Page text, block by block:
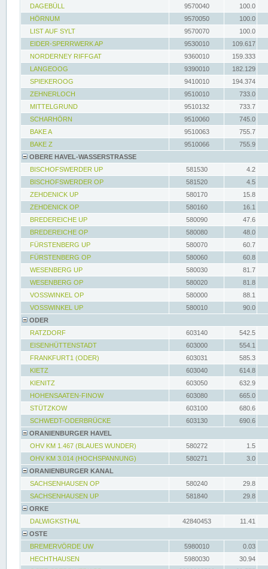
DAGEBÜLL 9570040
100.0
HÖRNUM
9570050
100.0
LIST AUF SYLT
9570070
100.0
EIDER-SPERRWERK AP
9530010
109.617
NORDERNEY RIFFGAT
9360010
159.333
LANGEOOG
9390010
182.129
SPIEKEROOG
9410010
194.374
ZEHNERLOCH
9510010
733.0
MITTELGRUND
9510132
733.7
SCHARHÖRN
9510060
745.0
BAKE A
9510063
755.7
BAKE Z
9510066
755.9
OBERE HAVEL-WASSERSTRASSE
BISCHOFSWERDER UP
581530
4.2
BISCHOFSWERDER OP
581520
4.5
ZEHDENICK UP
580170
15.8
ZEHDENICK OP
580160
16.1
BREDEREICHE UP
580090
47.6
BREDEREICHE OP
580080
48.0
FÜRSTENBERG UP
580070
60.7
FÜRSTENBERG OP
580060
60.8
WESENBERG UP
580030
81.7
WESENBERG OP
580020
81.8
VOSSWINKEL OP
580000
88.1
VOSSWINKEL UP
580010
90.0
ODER
RATZDORF
603140
542.5
EISENHÜTTENSTADT
603000
554.1
FRANKFURT1 (ODER)
603031
585.3
KIETZ
603040
614.8
KIENITZ
603050
632.9
HOHENSAATEN-FINOW
603080
665.0
STÜTZKOW
603100
680.6
SCHWEDT-ODERBRÜCKE
603130
690.6
ORANIENBURGER HAVEL
OHV KM 1.467 (BLAUES WUNDER)
580272
1.5
OHV KM 3.014 (HOCHSPANNUNG)
580271
3.0
ORANIENBURGER KANAL
SACHSENHAUSEN OP
580240
29.8
SACHSENHAUSEN UP
581840
29.8
ORKE
DALWIGKSTHAL
42840453
11.41
OSTE
BREMERVÖRDE UW
5980010
0.03
HECHTHAUSEN
5980030
30.94